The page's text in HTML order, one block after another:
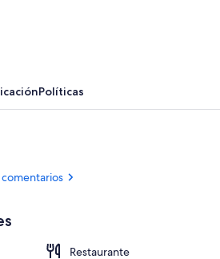
Políticas
Restaurante